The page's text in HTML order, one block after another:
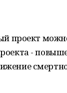
проект
-